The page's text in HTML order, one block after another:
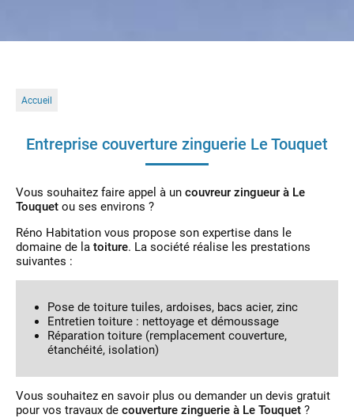
Accueil
Entreprise couverture zinguerie Le Touquet
Vous souhaitez faire appel à un couvreur zingueur à Le
Touquet ou ses environs ?
Réno Habitation vous propose son expertise dans le
domaine de la toiture. La société réalise les prestations
suivantes :
Pose de toiture tuiles, ardoises, bacs acier, zinc
Entretien toiture : nettoyage et démoussage
Réparation toiture (remplacement couverture,
étanchéité, isolation)
Vous souhaitez en savoir plus ou demander un devis gratuit
pour vos travaux de couverture zinguerie à Le Touquet ?